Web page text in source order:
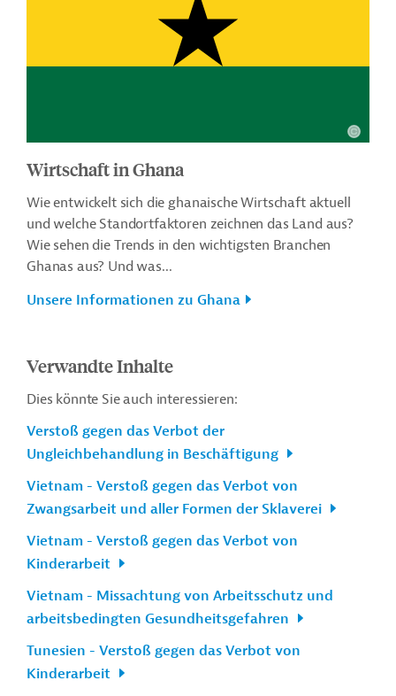
Wirtschaft in Ghana
Wie entwickelt sich die ghanaische Wirtschaft aktuell
und welche Standortfaktoren zeichnen das Land aus?
Wie sehen die Trends in den wichtigsten Branchen
Ghanas aus? Und was...
Unsere Informationen zu Ghana
Verwandte Inhalte
Dies könnte Sie auch interessieren:
Verstoß gegen das Verbot der
Ungleichbehandlung in Beschäftigung
Vietnam - Verstoß gegen das Verbot von
Zwangsarbeit und aller Formen der Sklaverei
Vietnam - Verstoß gegen das Verbot von
Kinderarbeit
Vietnam - Missachtung von Arbeitsschutz und
arbeitsbedingten Gesundheitsgefahren
Tunesien - Verstoß gegen das Verbot von
Kinderarbeit